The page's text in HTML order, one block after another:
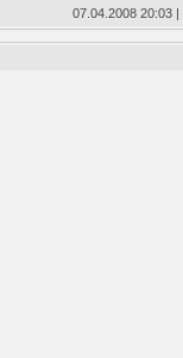
07.04.2008 20:03 |